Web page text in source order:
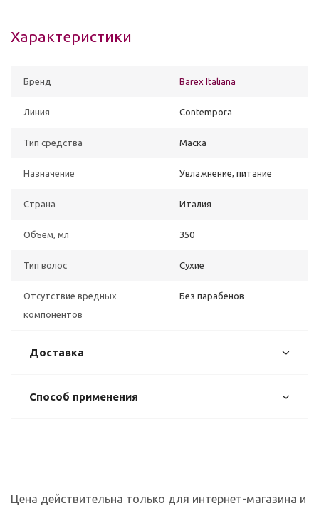
Характеристики
Бренд Barex Italiana
Линия Contempora
Тип средства Маска
Назначение Увлажнение, питание
Страна Италия
Объем, мл 350
Тип волос Сухие
Отсутствие вредных
компонентов
Без парабенов
Доставка
Способ применения
Цена действительна только для интернет-магазина и